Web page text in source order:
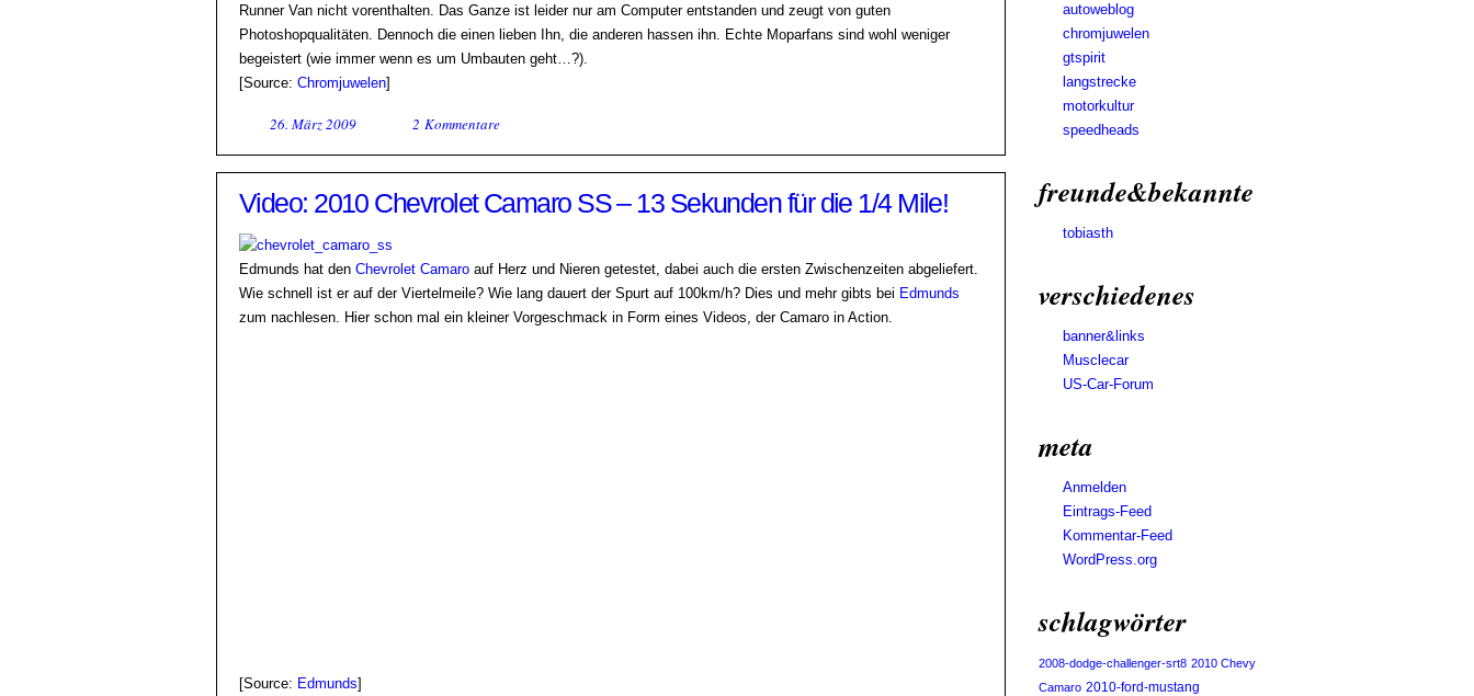
autoweblog
chromjuwelen
gtspirit
langstrecke
motorkultur
speedheads
freunde&bekannte
tobiasth
verschiedenes
banner&links
Musclecar
US-Car-Forum
meta
Anmelden
Eintrags-Feed
Kommentar-Feed
WordPress.org
schlagwörter
2008-dodge-challenger-srt8 2010 Chevy
Camaro 2010-ford-mustang
Runner Van nicht vorenthalten. Das Ganze ist leider nur am Computer entstanden und zeugt von guten
Photoshopqualitäten. Dennoch die einen lieben Ihn, die anderen hassen ihn. Echte Moparfans sind wohl weniger
begeistert (wie immer wenn es um Umbauten geht…?).
[Source: Chromjuwelen]
26. März 2009 2 Kommentare
Video: 2010 Chevrolet Camaro SS – 13 Sekunden für die 1/4 Mile!
Edmunds hat den Chevrolet Camaro auf Herz und Nieren getestet, dabei auch die ersten Zwischenzeiten abgeliefert.
Wie schnell ist er auf der Viertelmeile? Wie lang dauert der Spurt auf 100km/h? Dies und mehr gibts bei Edmunds
zum nachlesen. Hier schon mal ein kleiner Vorgeschmack in Form eines Videos, der Camaro in Action.
[Source: Edmunds]